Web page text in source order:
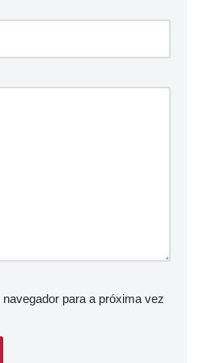
para a próxima vez